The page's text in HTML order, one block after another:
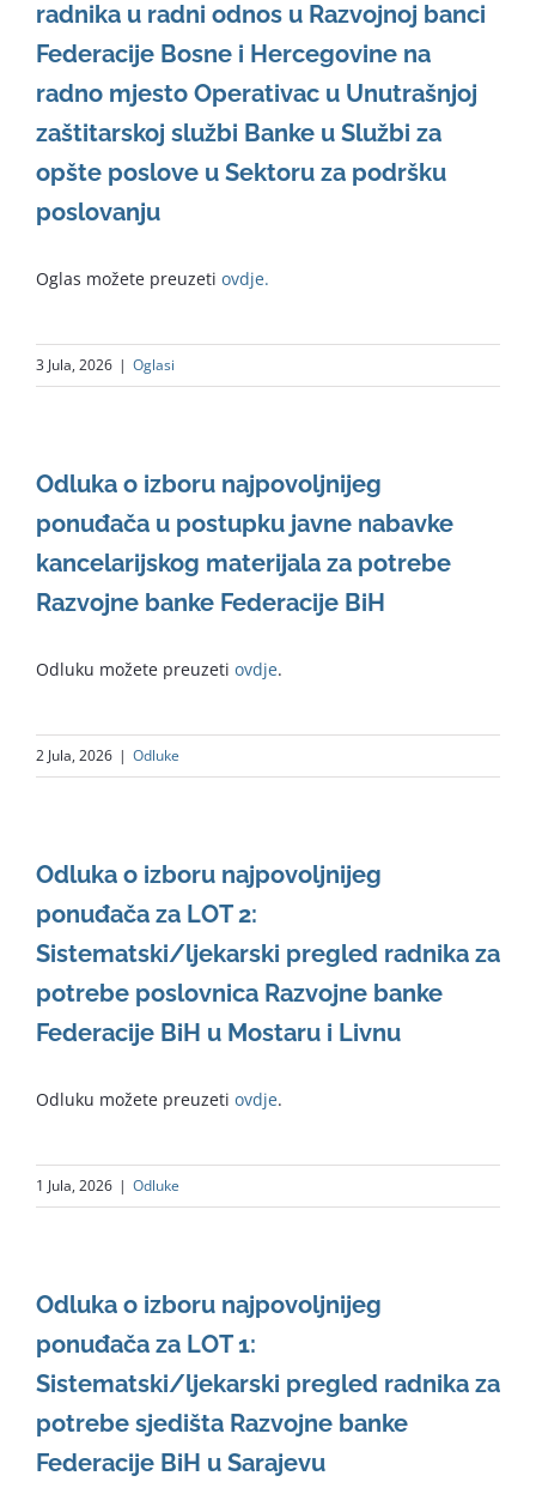
radnika u radni odnos u Razvojnoj banci
Federacije Bosne i Hercegovine na
radno mjesto Operativac u Unutrašnjoj
zaštitarskoj službi Banke u Službi za
opšte poslove u Sektoru za podršku
poslovanju
Oglas možete preuzeti ovdje.
3 Jula, 2026 | Oglasi
Odluka o izboru najpovoljnijeg
ponuđača u postupku javne nabavke
kancelarijskog materijala za potrebe
Razvojne banke Federacije BiH
Odluku možete preuzeti ovdje.
2 Jula, 2026 | Odluke
Odluka o izboru najpovoljnijeg
ponuđača za LOT 2:
Sistematski/ljekarski pregled radnika za
potrebe poslovnica Razvojne banke
Federacije BiH u Mostaru i Livnu
Odluku možete preuzeti ovdje.
1 Jula, 2026 | Odluke
Odluka o izboru najpovoljnijeg
ponuđača za LOT 1:
Sistematski/ljekarski pregled radnika za
potrebe sjedišta Razvojne banke
Federacije BiH u Sarajevu